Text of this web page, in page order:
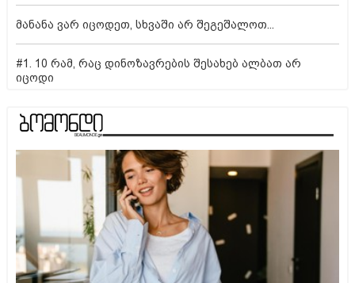
მანანა ვარ იცოდეთ, სხვაში არ შეგეშალოთ...
#1. 10 რამ, რაც დინოზავრების შესახებ ალბათ არ
იცოდი